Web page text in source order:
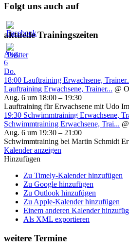
Folgt uns auch auf
aktuelle Trainingszeiten
Aug.
6
Do.
18:00 Lauftraining Erwachsene,
Lauftraining Erwachsene, Trainer... @
Aug. 6 um 18:00 – 19:30
Lauftraining für Erwachsene mit Udo
19:30 Schwimmtraining Erwachsene,
Schwimmtraining Erwachsene, Trai...
Aug. 6 um 19:30 – 21:00
Schwimmtraining bei Martin Schmidt
Kalender anzeigen
Hinzufügen
Zu Timely-Kalender hinzufügen
Zu Google hinzufügen
Zu Outlook hinzufügen
Zu Apple-Kalender hinzufügen
Einem anderen Kalender
Als XML exportieren
weitere Termine